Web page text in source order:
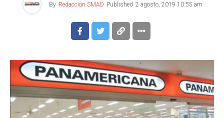
By Redacción SMAD Published 2 agosto, 2019 10:55 am